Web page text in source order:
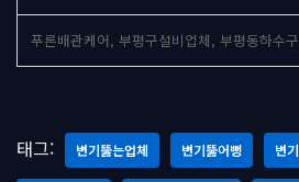
푸른배관케어, 부평구설비업체, 부평동하수
태그: 변기뚫는업체 변기뚫어뻥 변